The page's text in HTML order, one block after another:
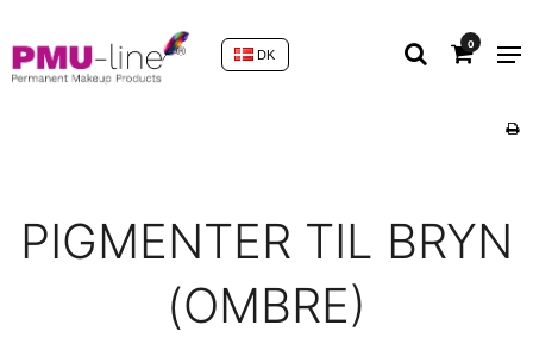
0
DK
PIGMENTER TIL BRYN
(OMBRE)